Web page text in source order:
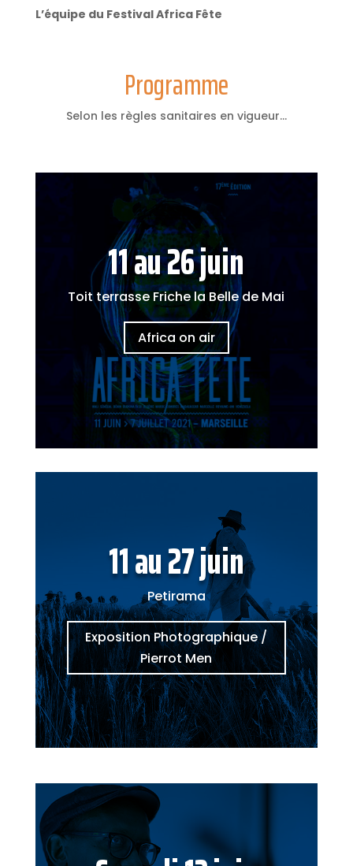
L’équipe du Festival Africa Fête
Programme
Selon les règles sanitaires en vigueur…
11 au 26 juin
Toit terrasse Friche la Belle de Mai
Africa on air
11 au 27 juin
Petirama
Exposition Photographique /
Pierrot Men